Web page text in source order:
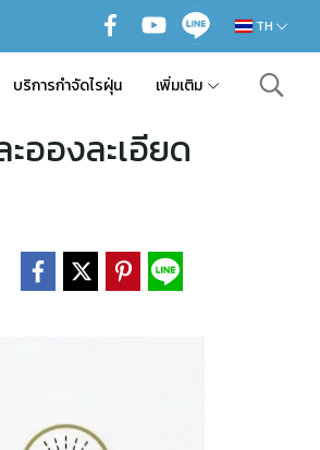
TH
บริการกำจัดไรฝุ่น เพิ่มเติม
อองละเอียด